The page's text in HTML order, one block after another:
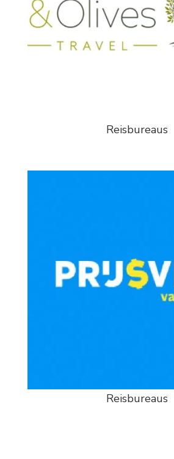
Reisbureaus
Reisbureaus